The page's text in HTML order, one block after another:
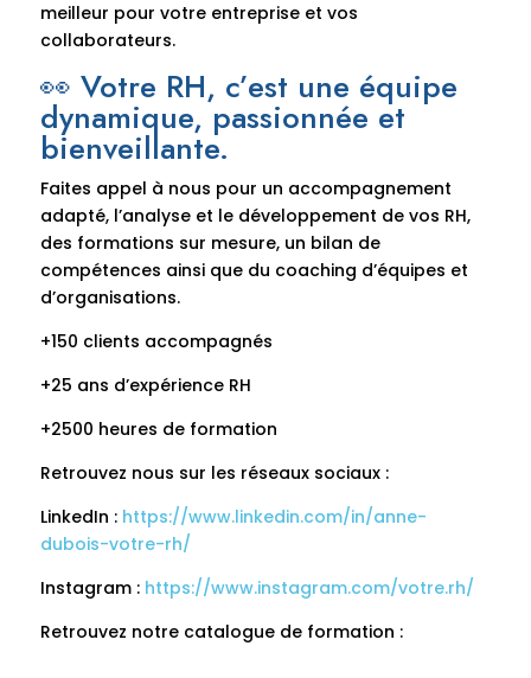
meilleur pour votre entreprise et vos
collaborateurs.
👀 Votre RH, c’est une équipe
dynamique, passionnée et
bienveillante.
Faites appel à nous pour un accompagnement
adapté, l’analyse et le développement de vos RH,
des formations sur mesure, un bilan de
compétences ainsi que du coaching d’équipes et
d’organisations.
+150 clients accompagnés
+25 ans d’expérience RH
+2500 heures de formation
Retrouvez nous sur les réseaux sociaux :
LinkedIn : https://www.linkedin.com/in/anne-
dubois-votre-rh/
Instagram : https://www.instagram.com/votre.rh/
Retrouvez notre catalogue de formation :